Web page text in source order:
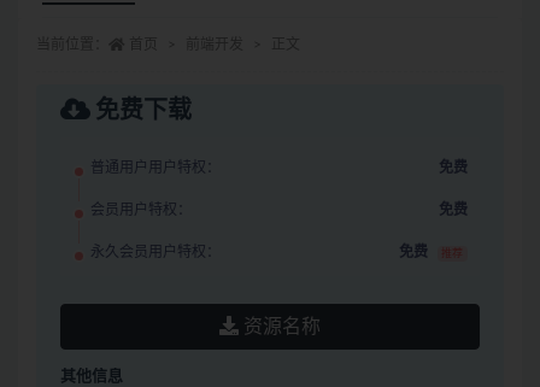
免费下载
普通用户用户特权： 免费
会员用户特权： 免费
永久会员用户特权： 免费 推荐
资源名称
其他信息